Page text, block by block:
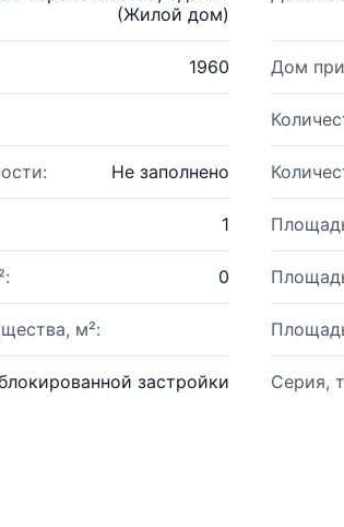
(Жилой дом)
1960 Дом
Не заполнено
1
0
м²:
застройки Серия,